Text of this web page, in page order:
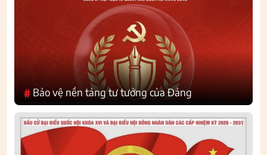
# Bảo vệ nền tảng tư tưởng của Đảng